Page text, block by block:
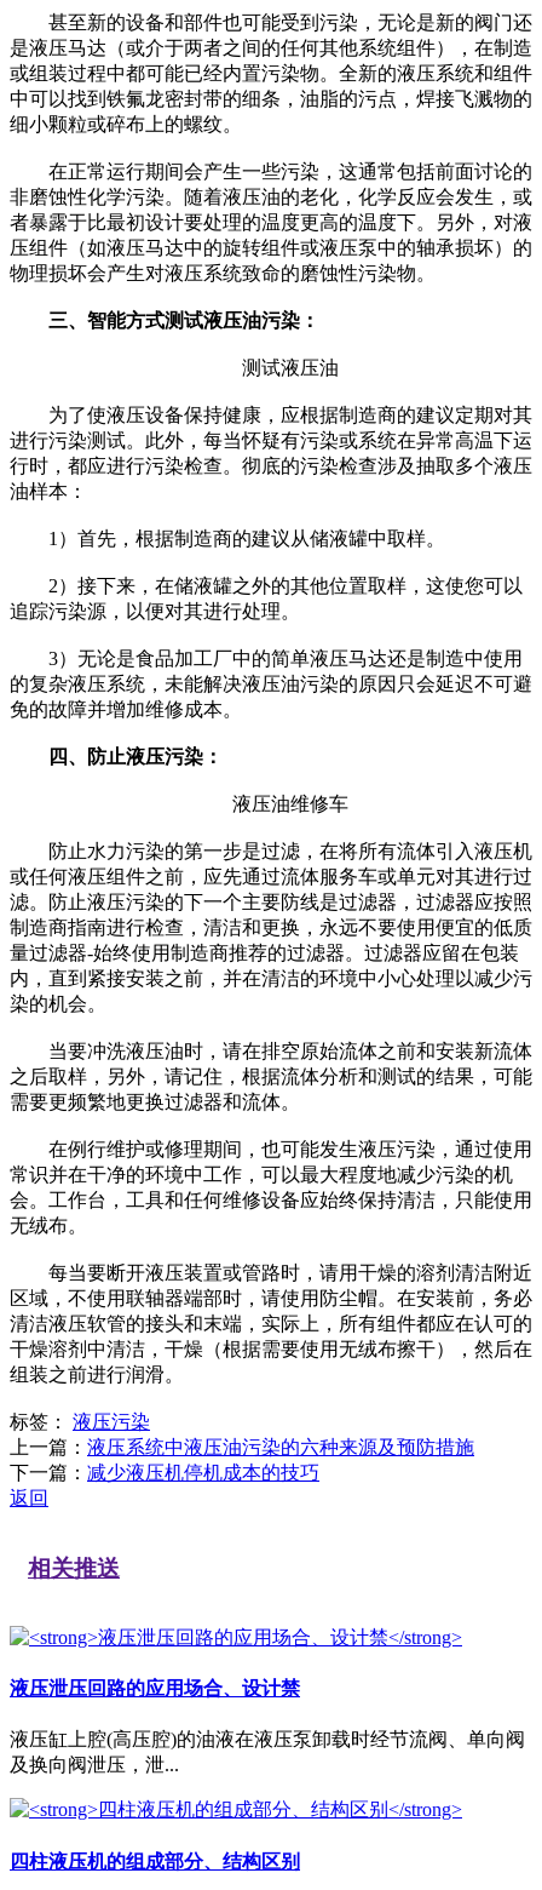
甚至新的设备和部件也可能受到污染，无论是新的阀门还
是液压马达（或介于两者之间的任何其他系统组件），在制造
或组装过程中都可能已经内置污染物。全新的液压系统和组件
中可以找到铁氟龙密封带的细条，油脂的污点，焊接飞溅物的
细小颗粒或碎布上的螺纹。
在正常运行期间会产生一些污染，这通常包括前面讨论的
非磨蚀性化学污染。随着液压油的老化，化学反应会发生，或
者暴露于比最初设计要处理的温度更高的温度下。另外，对液
压组件（如液压马达中的旋转组件或液压泵中的轴承损坏）的
物理损坏会产生对液压系统致命的磨蚀性污染物。
三、智能方式测试液压油污染：
测试液压油
为了使液压设备保持健康，应根据制造商的建议定期对其
进行污染测试。此外，每当怀疑有污染或系统在异常高温下运
行时，都应进行污染检查。彻底的污染检查涉及抽取多个液压
油样本：
1）首先，根据制造商的建议从储液罐中取样。
2）接下来，在储液罐之外的其他位置取样，这使您可以
追踪污染源，以便对其进行处理。
3）无论是食品加工厂中的简单液压马达还是制造中使用
的复杂液压系统，未能解决液压油污染的原因只会延迟不可避
免的故障并增加维修成本。
四、防止液压污染：
液压油维修车
防止水力污染的第一步是过滤，在将所有流体引入液压机
或任何液压组件之前，应先通过流体服务车或单元对其进行过
滤。防止液压污染的下一个主要防线是过滤器，过滤器应按照
制造商指南进行检查，清洁和更换，永远不要使用便宜的低质
量过滤器-始终使用制造商推荐的过滤器。过滤器应留在包装
内，直到紧接安装之前，并在清洁的环境中小心处理以减少污
染的机会。
当要冲洗液压油时，请在排空原始流体之前和安装新流体
之后取样，另外，请记住，根据流体分析和测试的结果，可能
需要更频繁地更换过滤器和流体。
在例行维护或修理期间，也可能发生液压污染，通过使用
常识并在干净的环境中工作，可以最大程度地减少污染的机
会。工作台，工具和任何维修设备应始终保持清洁，只能使用
无绒布。
每当要断开液压装置或管路时，请用干燥的溶剂清洁附近
区域，不使用联轴器端部时，请使用防尘帽。在安装前，务必
清洁液压软管的接头和末端，实际上，所有组件都应在认可的
干燥溶剂中清洁，干燥（根据需要使用无绒布擦干），然后在
组装之前进行润滑。
标签： 液压污染
上一篇： 液压系统中液压油污染的六种来源及预防措施
下一篇： 减少液压机停机成本的技巧
返回
相关推送
液压泄压回路的应用场合、设计禁
液压缸上腔(高压腔)的油液在液压泵卸载时经节流阀、单向阀
及换向阀泄压，泄...
四柱液压机的组成部分、结构区别